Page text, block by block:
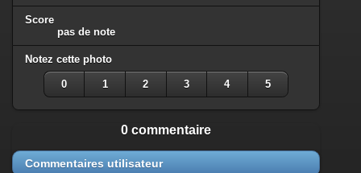
Score
pas de note
Notez cette photo
0 1 2 3 4 5
0 commentaire
Commentaires utilisateur